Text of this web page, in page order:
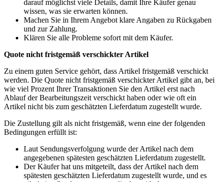
darauf möglichst viele Details, damit Ihre Käufer genau
wissen, was sie erwarten können.
Machen Sie in Ihrem Angebot klare Angaben zu Rückgaben
und zur Zahlung.
Klären Sie alle Probleme sofort mit dem Käufer.
Quote nicht fristgemäß verschickter Artikel
Zu einem guten Service gehört, dass Artikel fristgemäß verschickt
werden. Die Quote nicht fristgemäß verschickter Artikel gibt an, bei
wie viel Prozent Ihrer Transaktionen Sie den Artikel erst nach
Ablauf der Bearbeitungszeit verschickt haben oder wie oft ein
Artikel nicht bis zum geschätzten Lieferdatum zugestellt wurde.
Die Zustellung gilt als nicht fristgemäß, wenn eine der folgenden
Bedingungen erfüllt ist:
Laut Sendungsverfolgung wurde der Artikel nach dem
angegebenen spätesten geschätzten Lieferdatum zugestellt.
Der Käufer hat uns mitgeteilt, dass der Artikel nach dem
spätesten geschätzten Lieferdatum zugestellt wurde, und es